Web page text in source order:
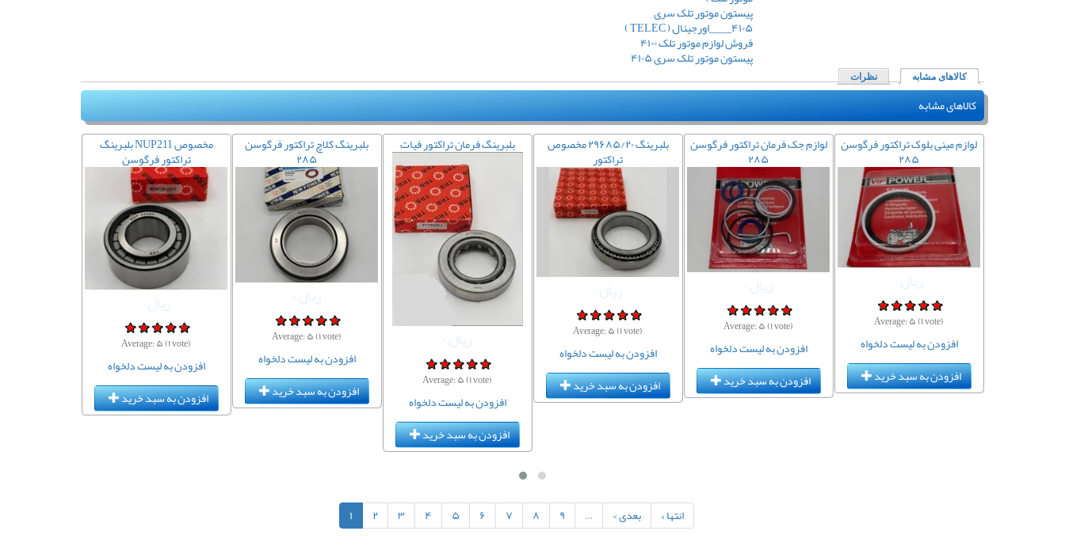
پیستون موتور تلک سری
۴۱۰۵____اورجینال ( TELEC )
فروش لوازم موتور تلک ۴۱۰۰
پیستون موتور تلک سری ۴۱۰۵
کالاهای مشابه (لبه فعال)نظرات
کالاهای مشابه
بلبرینگ NUP211 مخصوص
تراکتور فرگوسن
ریال,۰
Average:۵(۱vote)
افزودن به لیست دلخواه
افزودن به سبد خرید
بلبرینگ کلاچ تراکتور فرگوسن
۲۸۵
ریال,۰
Average:۵(۱vote)
افزودن به لیست دلخواه
افزودن به سبد خرید
بلبرینگ فرمان تراکتور فیات
ریال,۰
Average:۵(۱vote)
افزودن به لیست دلخواه
افزودن به سبد خرید
بلبرینگ ۲۹۶۸۵/۲۰ مخصوص
تراکتور
ریال,۰
Average:۵(۱vote)
افزودن به لیست دلخواه
افزودن به سبد خرید
لوازم جک فرمان تراکتور فرگوسن
۲۸۵
ریال,۰
Average:۵(۱vote)
افزودن به لیست دلخواه
افزودن به سبد خرید
لوازم مینی بلوک تراکتور فرگوسن
۲۸۵
ریال,۰
Average:۵(۱vote)
افزودن به لیست دلخواه
افزودن به سبد خرید
۱ ۲ ۳ ۴ ۵ ۶ ۷ ۸ ۹ … بعدی › انتها »